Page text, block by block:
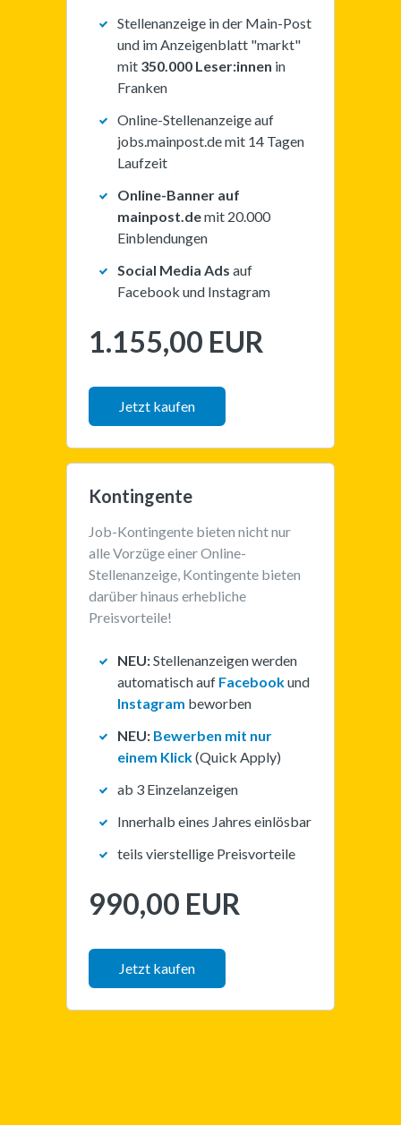
Stellenanzeige in der Main-Post
und im Anzeigenblatt "markt"
mit 350.000 Leser:innen in
Franken
Online-Stellenanzeige auf
jobs.mainpost.de mit 14 Tagen
Laufzeit
Online-Banner auf
mainpost.demit 20.000
Einblendungen
Social Media Ads auf
Facebook und Instagram
1.155,00 EUR
Jetzt kaufen
Kontingente
Job-Kontingente bieten nicht nur
alle Vorzüge einer Online-
Stellenanzeige, Kontingente bieten
darüber hinaus erhebliche
Preisvorteile!
NEU:Stellenanzeigen werden
automatisch auf Facebookund
Instagram beworben
NEU: Bewerben mit nur
einem Klick(Quick Apply)
ab 3 Einzelanzeigen
Innerhalb eines Jahres einlösbar
teils vierstellige Preisvorteile
990,00 EUR
Jetzt kaufen